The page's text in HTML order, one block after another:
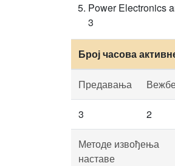
Power Electronics
3
Број часова
Предавања
3 2
Методе извођења
наставе